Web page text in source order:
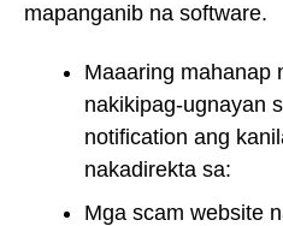
mapanganib na software.
Maaaring mahanap
nakikipag-ugnayan
notification ang
nakadirekta sa:
Mga scam website